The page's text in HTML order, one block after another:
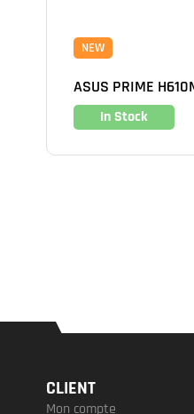
NEW
ASUS PRIME
In Stock
CLIENT
Mon compte